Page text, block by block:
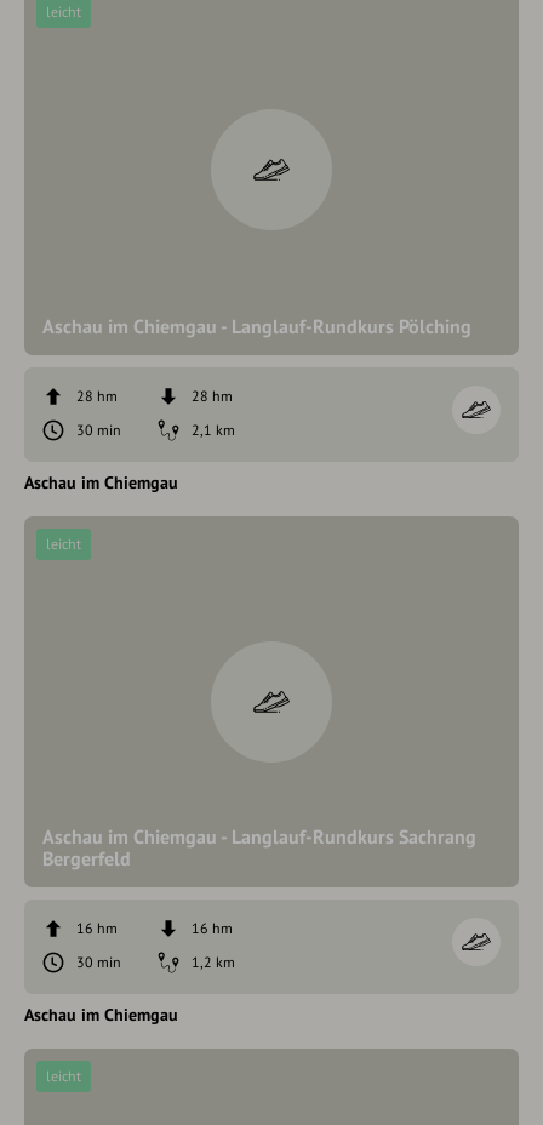
Aschau im Chiemgau - Langlauf-Rundkurs Pölching
leicht
28 hm
28 hm
30 min
2,1 km
Aschau im Chiemgau
Aschau im Chiemgau - Langlauf-Rundkurs Sachrang
Bergerfeld
leicht
16 hm
16 hm
30 min
1,2 km
Aschau im Chiemgau
leicht